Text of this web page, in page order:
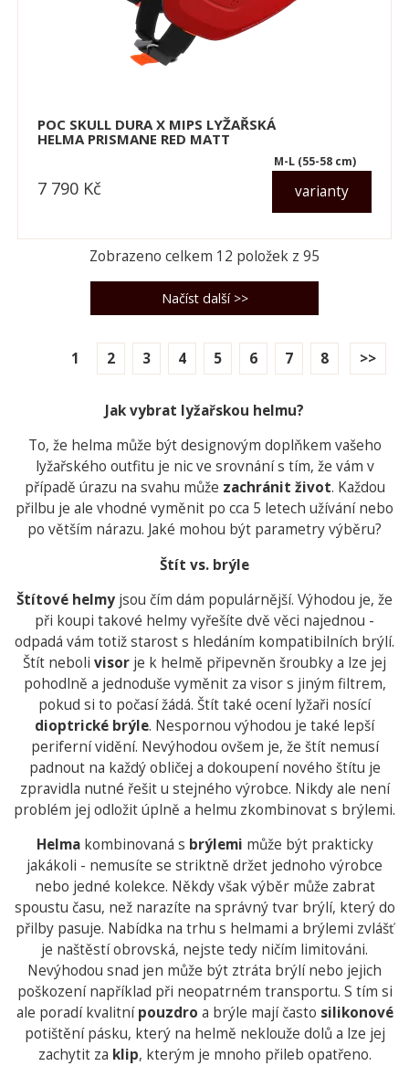
POC SKULL DURA X MIPS LYŽAŘSKÁ
HELMA PRISMANE RED MATT
varianty
M-L (55-58 cm)
7 790 Kč
Zobrazeno celkem 12 položek z 95
1 2 3 4 5 6 7 8 >>
Jak vybrat lyžařskou helmu?
To, že helma může být designovým doplňkem vašeho
lyžařského outfitu je nic ve srovnání s tím, že vám v
případě úrazu na svahu může zachránit život. Každou
přilbu je ale vhodné vyměnit po cca 5 letech užívání nebo
po větším nárazu. Jaké mohou být parametry výběru?
Štít vs. brýle
Štítové helmy jsou čím dám populárnější. Výhodou je, že
při koupi takové helmy vyřešíte dvě věci najednou -
odpadá vám totiž starost s hledáním kompatibilních brýlí.
Štít neboli visor je k helmě připevněn šroubky a lze jej
pohodlně a jednoduše vyměnit za visor s jiným filtrem,
pokud si to počasí žádá. Štít také ocení lyžaři nosící
dioptrické brýle. Nespornou výhodou je také lepší
periferní vidění. Nevýhodou ovšem je, že štít nemusí
padnout na každý obličej a dokoupení nového štítu je
zpravidla nutné řešit u stejného výrobce. Nikdy ale není
problém jej odložit úplně a helmu zkombinovat s brýlemi.
Helmakombinovaná s brýlemi může být prakticky
jakákoli - nemusíte se striktně držet jednoho výrobce
nebo jedné kolekce. Někdy však výběr může zabrat
spoustu času, než narazíte na správný tvar brýlí, který do
přilby pasuje. Nabídka na trhu s helmami a brýlemi zvlášť
je naštěstí obrovská, nejste tedy ničím limitováni.
Nevýhodou snad jen může být ztráta brýlí nebo jejich
poškození například při neopatrném transportu. S tím si
ale poradí kvalitnípouzdro a brýle mají často silikonové
potištění pásku, který na helmě neklouže dolů a lze jej
zachytit za klip, kterým je mnoho přileb opatřeno.